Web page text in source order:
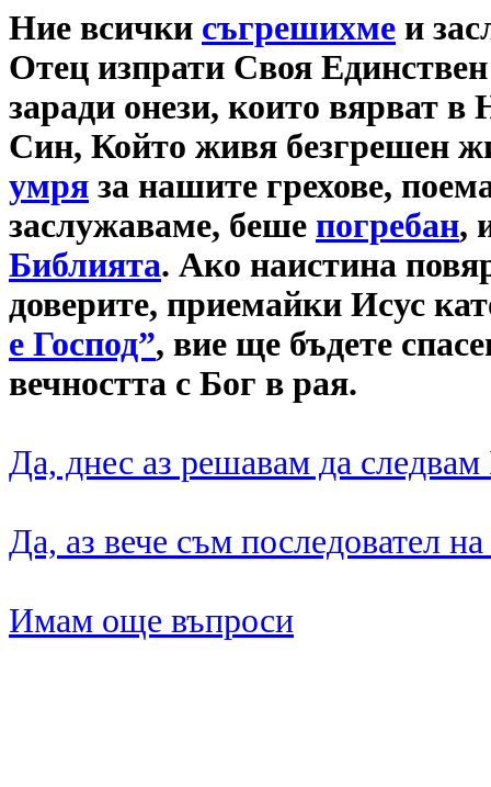
Ние всички съгрешихме и
Отец изпрати Своя
заради онези, които вярват в
Син, Който живя безгрешен
умря за нашите грехове,
заслужаваме, беше погребан,
Библията. Ако наистина
доверите, приемайки Исус
е Господ”, вие ще бъдете
вечността с Бог в рая.
Да, днес аз решавам да
Да, аз вече съм последовател
Имам още въпроси